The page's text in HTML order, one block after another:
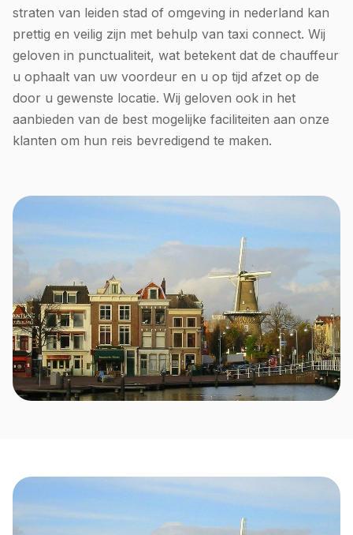
straten van leiden stad of omgeving in nederland kan
prettig en veilig zijn met behulp van taxi connect. Wij
geloven in punctualiteit, wat betekent dat de chauffeur
u ophaalt van uw voordeur en u op tijd afzet op de
door u gewenste locatie. Wij geloven ook in het
aanbieden van de best mogelijke faciliteiten aan onze
klanten om hun reis bevredigend te maken.